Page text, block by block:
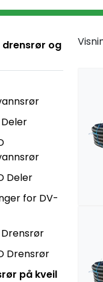
drensrør og
Deler
Deler
for DV-
Drensrør
Drensrør
på kveil